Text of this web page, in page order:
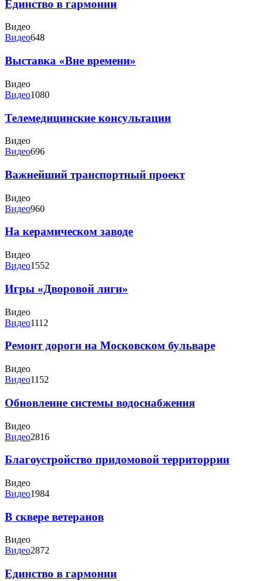
Единство в гармонии
Видео
Видео648
Выставка «Вне времени»
Видео
Видео1080
Телемедицинские консультации
Видео
Видео696
Важнейший транспортный проект
Видео
Видео960
На керамическом заводе
Видео
Видео1552
Игры «Дворовой лиги»
Видео
Видео1112
Ремонт дороги на Московском бульваре
Видео
Видео1152
Обновление системы водоснабжения
Видео
Видео2816
Благоустройство придомовой территоррии
Видео
Видео1984
В сквере ветеранов
Видео
Видео2872
Единство в гармонии